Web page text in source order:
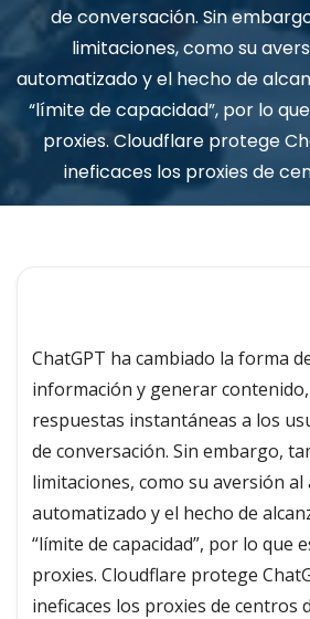
de conversación. Sin
limitaciones, como su
automatizado y el hecho de
“límite de capacidad”, por lo
proxies. Cloudflare protege
ineficaces los proxies de
ChatGPT ha cambiado la forma
información y generar
respuestas instantáneas a los
de conversación. Sin embargo,
limitaciones, como su aversión al
automatizado y el hecho de
“límite de capacidad”, por lo que
proxies. Cloudflare protege
ineficaces los proxies de centros